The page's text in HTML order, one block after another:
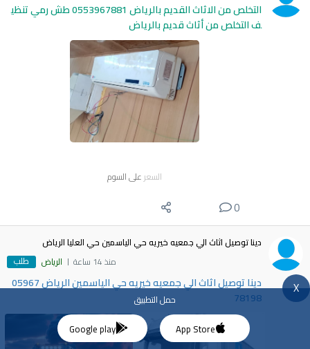
التخلص من الاثاث القديم بالرياض 0553967881 طش رمي تنظي
ف التخلص من أثاث قديم بالرياض
السعر على السوم
0
دينا توصيل اثاث الي جمعيه خيريه حي الياسمين حي العليا الرياض
منذ 14 ساعة
الرياض طلب
دينا توصيل اثاث الي جمعيه خيريه حي الياسمين الرياض 05967
78198
X
حمل التطبيق
App Store
Google play